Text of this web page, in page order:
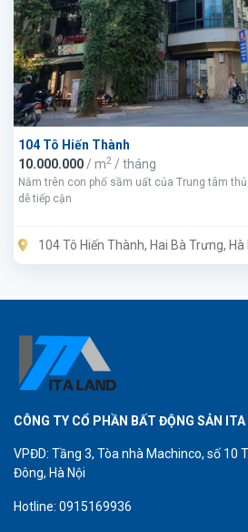
104 Tô Hiến Thành
10.000.000 / m2 / tháng
Nằm trên con phố sầm uất của Trung tâm
dễ tiếp cận
104 Tô Hiến Thành, Hai Bà Trưng, Hà
CÔNG TY CỔ PHẦN BẤT ĐỘNG SẢN ITA
VPĐD: Tầng 3, Tòa nhà Machinco, số 10
Đông, Hà Nội
Hotline: 0915169936